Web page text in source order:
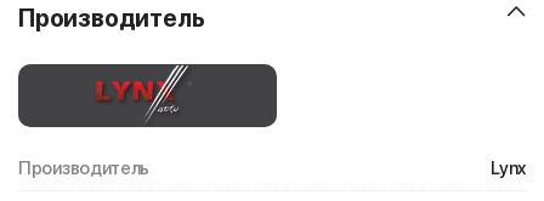
Производитель
Производитель Lynx